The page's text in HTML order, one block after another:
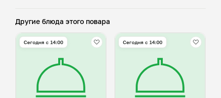
Другие блюда этого повара
Сегодня с 14:00 Сегодня с 14:00